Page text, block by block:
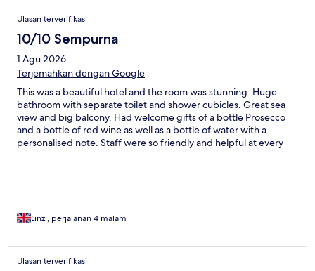
Ulasan
Ulasan terverifikasi
10/10 Sempurna
1 Agu 2026
Terjemahkan dengan Google
This was a beautiful hotel and the room was stunning. Huge
bathroom with separate toilet and shower cubicles. Great sea
view and big balcony. Had welcome gifts of a bottle Prosecco
and a bottle of red wine as well as a bottle of water with a
personalised note. Staff were so friendly and helpful at every
Linzi, perjalanan 4 malam
Ulasan terverifikasi